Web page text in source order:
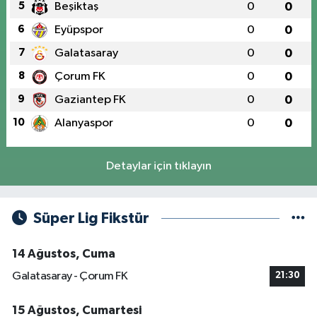
5 Beşiktaş 0 0
6 Eyüpspor 0 0
7 Galatasaray 0 0
8 Çorum FK 0 0
9 Gaziantep FK 0 0
10 Alanyaspor 0 0
Detaylar için tıklayın
Süper Lig Fikstür
14 Ağustos, Cuma
Galatasaray - Çorum FK
21:30
15 Ağustos, Cumartesi